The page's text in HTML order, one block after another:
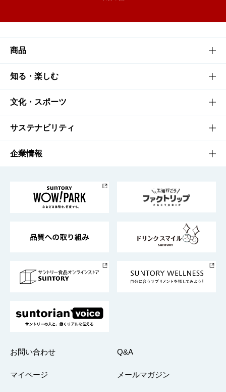
商品
商品TOP
商品一覧
商品発売情報
栄養成分一覧
知る・楽しむ
知る・楽しむTOP
キャンペーン
工場見学
地域情報
文化・スポーツ
文化・スポーツTOP
サントリーホール
サントリーサンバーズ大阪
サステナビリティ
サステナビリティTOP
サントリーが考えるサステナビリティ経営
企業情報
企業概要
採用情報
お問い合わせ Q&A
マイページ メールマガジン